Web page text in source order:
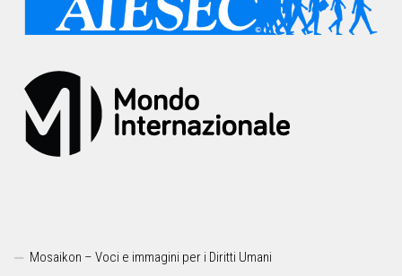
Mosaikon – Voci e immagini per i Diritti Umani